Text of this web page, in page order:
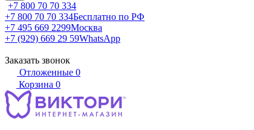
+7 800 70 70 334
+7 800 70 70 334Бесплатно по РФ
+7 495 669 2299Москва
+7 (929) 669 29 59WhatsApp
Заказать звонок
Отложенные 0
Корзина 0